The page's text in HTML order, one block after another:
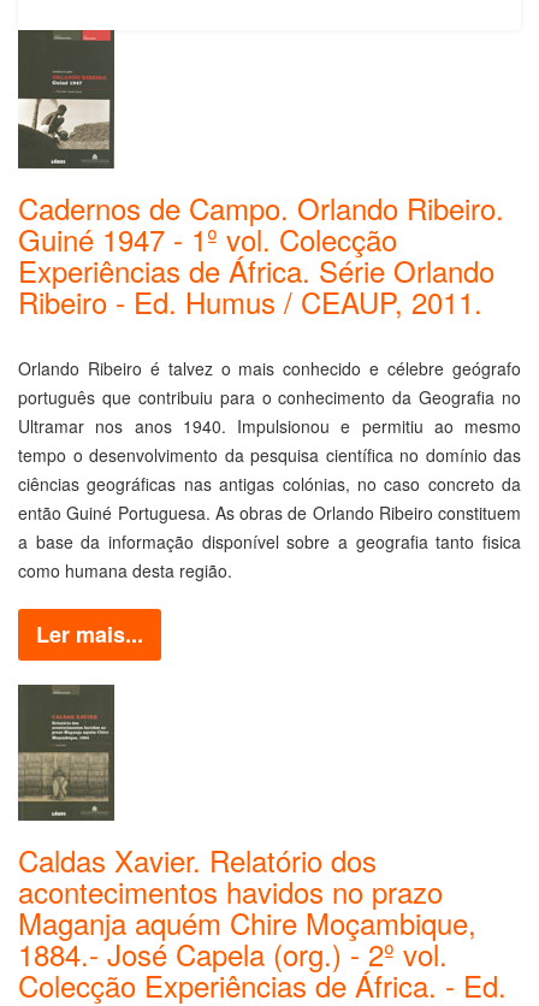
Cadernos de Campo. Orlando Ribeiro.
Guiné 1947 - 1º vol. Colecção
Experiências de África. Série Orlando
Ribeiro - Ed. Humus / CEAUP, 2011.
Orlando Ribeiro é talvez o mais conhecido e célebre geógrafo
português que contribuiu para o conhecimento da Geografia no
Ultramar nos anos 1940. Impulsionou e permitiu ao mesmo
tempo o desenvolvimento da pesquisa científica no domínio das
ciências geográficas nas antigas colónias, no caso concreto da
então Guiné Portuguesa. As obras de Orlando Ribeiro constituem
a base da informação disponível sobre a geografia tanto fisica
como humana desta região.
Ler mais...
Caldas Xavier. Relatório dos
acontecimentos havidos no prazo
Maganja aquém Chire Moçambique,
1884.- José Capela (org.) - 2º vol.
Colecção Experiências de África. - Ed.